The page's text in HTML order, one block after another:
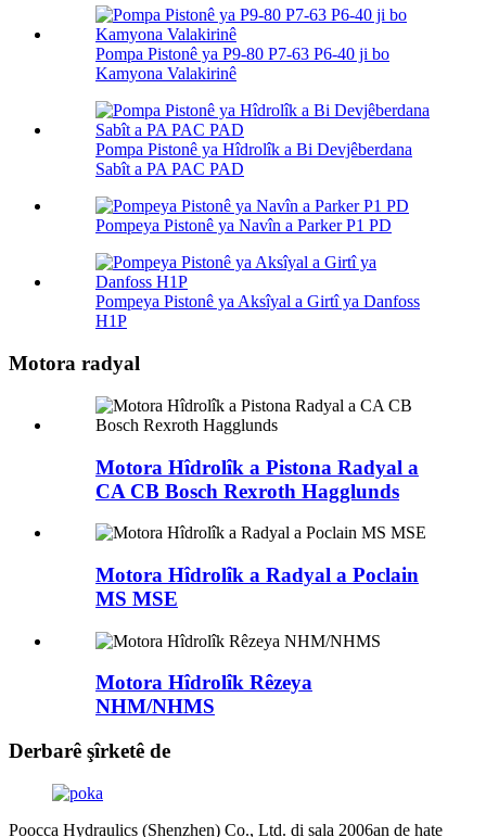
Pompa Pistonê ya P9-80 P7-63 P6-40 ji bo
Kamyona Valakirinê
Pompa Pistonê ya Hîdrolîk a Bi Devjêberdana
Sabît a PA PAC PAD
Pompeya Pistonê ya Navîn a Parker P1 PD
Pompeya Pistonê ya Aksîyal a Girtî ya Danfoss
H1P
Motora radyal
Motora Hîdrolîk a Pistona Radyal a
CA CB Bosch Rexroth Hagglunds
Motora Hîdrolîk a Radyal a Poclain
MS MSE
Motora Hîdrolîk Rêzeya
NHM/NHMS
Derbarê şîrketê de
Poocca Hydraulics (Shenzhen) Co., Ltd. di sala 2006an de hate